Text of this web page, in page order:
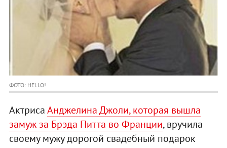
ФОТО: HELLO!
АктрисаАнджелина Джоли, которая вышла
замуж за Брэда Питта во Франции, вручила
своему мужу дорогой свадебный подарок